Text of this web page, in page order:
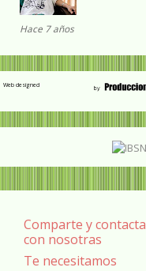
Hace 7 años
Web designed
Comparte y contacta
con nosotras
Te necesitamos